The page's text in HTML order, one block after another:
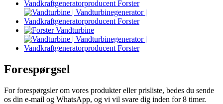
Forespørgsel
For forespørgsler om vores produkter eller prisliste, bedes du sende
os din e-mail og WhatsApp, og vi vil svare dig inden for 8 timer.